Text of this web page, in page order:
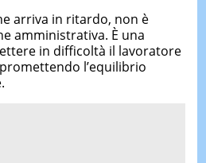
arriva in ritardo, non è
amministrativa. È una
in difficoltà il lavoratore
l’equilibrio